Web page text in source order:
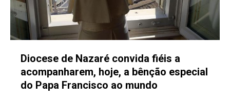
Diocese de Nazaré convida fiéis a
acompanharem, hoje, a bênção especial
do Papa Francisco ao mundo